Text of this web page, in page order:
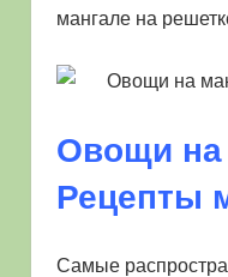
мангале на
Овощи на
Рецепты
Самые